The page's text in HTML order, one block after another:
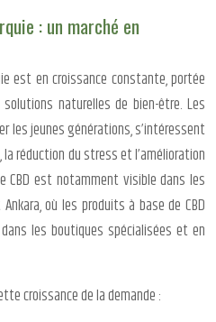
: un marché en
est en croissance constante, portée
naturelles de bien-être. Les
les jeunes générations, s’intéressent
réduction du stress et l’amélioration
CBD est notamment visible dans les
où les produits à base de CBD
les boutiques spécialisées et en
croissance de la demande :